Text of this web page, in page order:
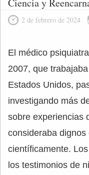
Ciencia y
2 de febrero de 2024
El médico
2007, que
Estados Unidos,
investigando más
sobre experiencias
consideraba
científicamente.
los testimonios de